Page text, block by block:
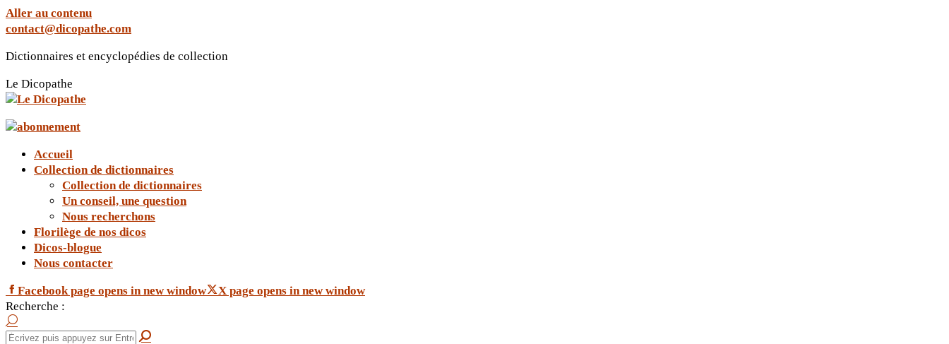
Aller au contenu
contact@dicopathe.com
Dictionnaires et encyclopédies de collection
Le Dicopathe
Accueil
Collection de dictionnaires
Collection de dictionnaires
Un conseil, une question
Nous recherchons
Florilège de nos dicos
Dicos-blogue
Nous contacter
Facebook page opens in new window
X page opens in new window
Recherche :